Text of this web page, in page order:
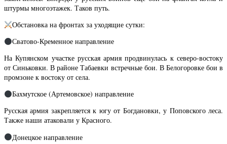
штурмы многоэтажек. Таков путь.
Обстановка на фронтах за уходящие сутки:
Сватово-Кременное направление
На Купянском участке русская армия продвинулась к северо-востоку
от Синьковки. В районе Табаевки встречные бои. В Белогоровке бои в
промзоне к востоку от села.
Бахмутское (Артемовское) направление
Русская армия закрепляется к югу от Богдановки, у Поповского леса.
Также наши атаковали у Красного.
Донецкое направление